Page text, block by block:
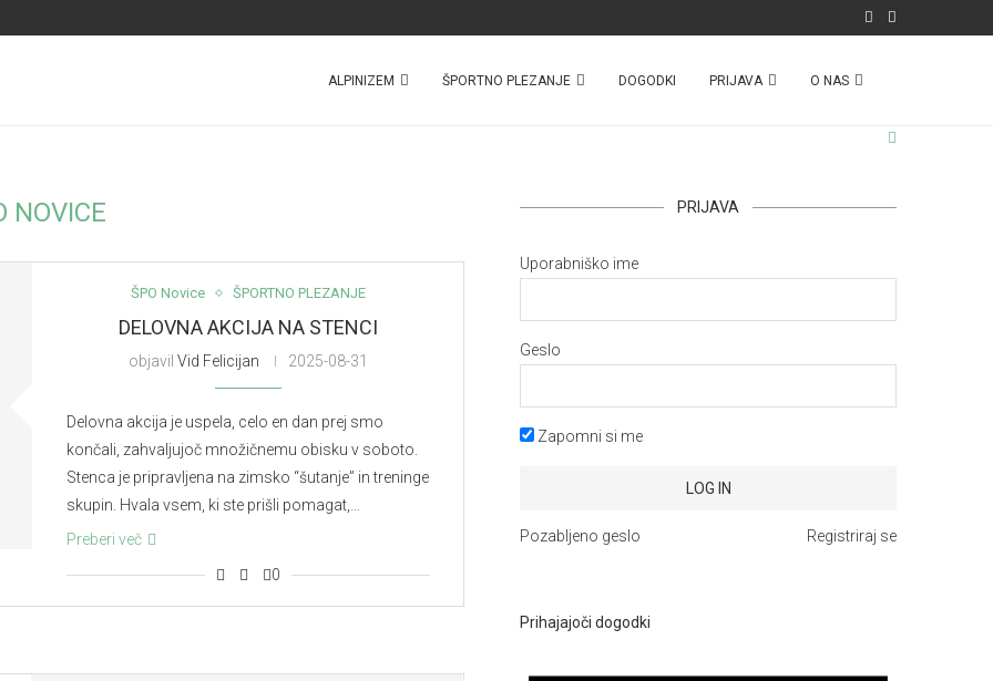
ALPINIZEM ŠPORTNO PLEZANJE DOGODKI PRIJAVA O NAS
NOVICE
ŠPO Novice ŠPORTNO PLEZANJE
DELOVNA AKCIJA NA STENCI
objavil Vid Felicijan 2025-08-31
Delovna akcija je uspela, celo en dan prej smo
končali, zahvaljujoč množičnemu obisku v soboto.
Stenca je pripravljena na zimsko “šutanje” in treninge
skupin. Hvala vsem, ki ste prišli pomagat,…
Preberi več
0
PRIJAVA
Uporabniško ime
Geslo
Zapomni si me
Registriraj se
Pozabljeno geslo
Prihajajoči dogodki